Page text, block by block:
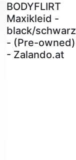
BODYFLIRT
Maxikleid -
black/schwarz
- (Pre-owned)
- Zalando.at